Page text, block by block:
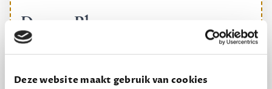
Deze website maakt gebruik van cookies
Dewey Plus
Een originele manier om je reading challenge te
12,50 per maand, incl. verzending